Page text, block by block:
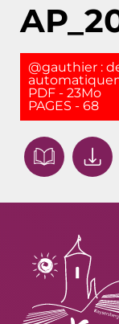
@gauthier :
PDF - 23Mo
PAGES - 68